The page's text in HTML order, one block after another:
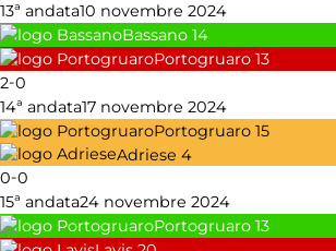
13ª andata10 novembre 2024
Bassano 14
Portogruaro 13
2-0
14ª andata17 novembre 2024
Portogruaro 15
Adriese 4
0-0
15ª andata24 novembre 2024
Portogruaro 13